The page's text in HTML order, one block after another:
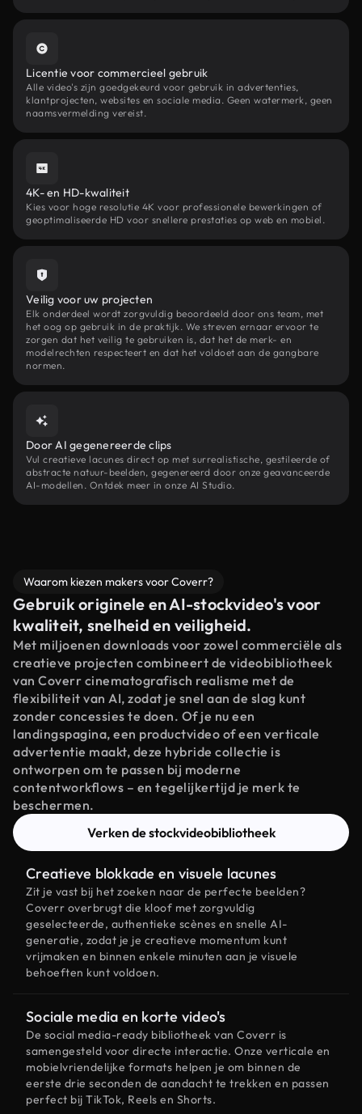
Licentie voor commercieel gebruik
Alle video's zijn goedgekeurd voor gebruik in advertenties,
klantprojecten, websites en sociale media. Geen watermerk, geen
naamsvermelding vereist.
4K- en HD-kwaliteit
Kies voor hoge resolutie 4K voor professionele bewerkingen of
geoptimaliseerde HD voor snellere prestaties op web en mobiel.
Veilig voor uw projecten
Elk onderdeel wordt zorgvuldig beoordeeld door ons team, met
het oog op gebruik in de praktijk. We streven ernaar ervoor te
zorgen dat het veilig te gebruiken is, dat het de merk- en
modelrechten respecteert en dat het voldoet aan de gangbare
normen.
Door AI gegenereerde clips
Vul creatieve lacunes direct op met surrealistische, gestileerde of
abstracte natuur-beelden, gegenereerd door onze geavanceerde
AI-modellen. Ontdek meer in onze AI Studio.
Waarom kiezen makers voor Coverr?
Gebruik originele en AI-stockvideo's voor
kwaliteit, snelheid en veiligheid.
Met miljoenen downloads voor zowel commerciële als
creatieve projecten combineert de videobibliotheek
van Coverr cinematografisch realisme met de
flexibiliteit van AI, zodat je snel aan de slag kunt
zonder concessies te doen. Of je nu een
landingspagina, een productvideo of een verticale
advertentie maakt, deze hybride collectie is
ontworpen om te passen bij moderne
contentworkflows – en tegelijkertijd je merk te
beschermen.
Verken de stockvideobibliotheek
Creatieve blokkade en visuele lacunes
Zit je vast bij het zoeken naar de perfecte beelden?
Coverr overbrugt die kloof met zorgvuldig
geselecteerde, authentieke scènes en snelle AI-
generatie, zodat je je creatieve momentum kunt
vrijmaken en binnen enkele minuten aan je visuele
behoeften kunt voldoen.
Sociale media en korte video's
De social media-ready bibliotheek van Coverr is
samengesteld voor directe interactie. Onze verticale en
mobielvriendelijke formats helpen je om binnen de
eerste drie seconden de aandacht te trekken en passen
perfect bij TikTok, Reels en Shorts.